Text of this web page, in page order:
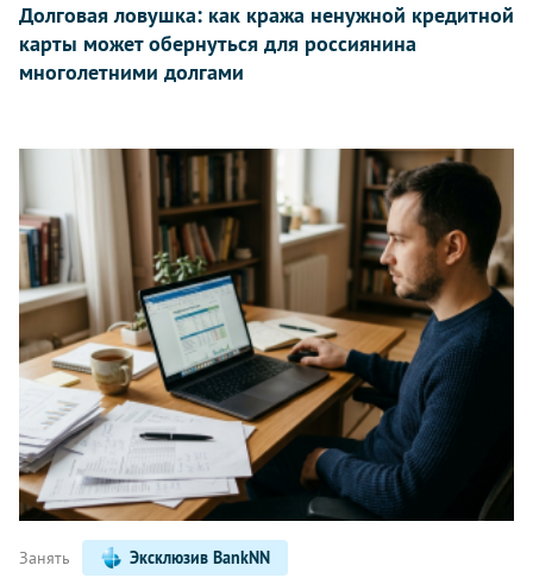
Долговая ловушка: как кража ненужной кредитной
карты может обернуться для россиянина
многолетними долгами
Занять Эксклюзив BankNN